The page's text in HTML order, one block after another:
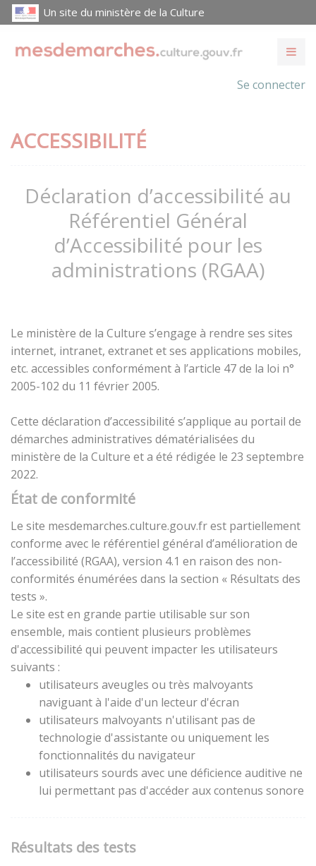
Un site du ministère de la Culture
Se connecter
ACCESSIBILITÉ
Déclaration d’accessibilité au
Référentiel Général
d’Accessibilité pour les
administrations (RGAA)
Le ministère de la Culture s’engage à rendre ses sites
internet, intranet, extranet et ses applications mobiles,
etc. accessibles conformément à l’article 47 de la loi n°
2005-102 du 11 février 2005.
Cette déclaration d’accessibilité s’applique au portail de
démarches administratives dématérialisées du
ministère de la Culture et a été rédigée le 23 septembre
2022.
État de conformité
Le site mesdemarches.culture.gouv.fr est partiellement
conforme avec le référentiel général d’amélioration de
l’accessibilité (RGAA), version 4.1 en raison des non-
conformités énumérées dans la section « Résultats des
tests ».
Le site est en grande partie utilisable sur son
ensemble, mais contient plusieurs problèmes
d'accessibilité qui peuvent impacter les utilisateurs
suivants :
utilisateurs aveugles ou très malvoyants
naviguant à l'aide d'un lecteur d'écran
utilisateurs malvoyants n'utilisant pas de
technologie d'assistante ou uniquement les
fonctionnalités du navigateur
utilisateurs sourds avec une déficience auditive ne
lui permettant pas d'accéder aux contenus sonore
Résultats des tests